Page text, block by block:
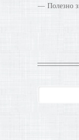
Полезно